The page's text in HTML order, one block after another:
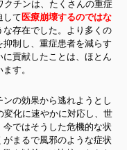
クチンは、たくさんの重症
して 医療崩壊するのではな
存在でした。より多くの
制し、重症患者を減らす
貢献したことは、ほとん
す。
の効果から逃れようとし
変化に速やかに対応し、世
ではそうした危機的な状
まるで風邪のような症状